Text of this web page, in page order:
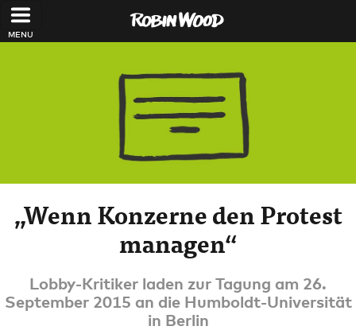
Direkt zum Inhalt
„Wenn Konzerne den Protest
managen“
Lobby-Kritiker laden zur Tagung am 26.
September 2015 an die Humboldt-Universität
in Berlin